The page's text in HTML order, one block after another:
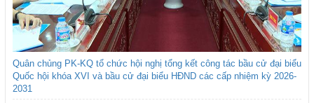
Quân chủng PK-KQ tổ chức hội nghị tổng kết công tác bầu cử đại biểu
Quốc hội khóa XVI và bầu cử đại biểu HĐND các cấp nhiệm kỳ 2026-
2031